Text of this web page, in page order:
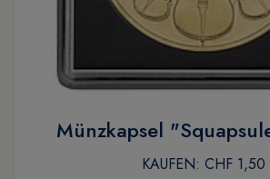
Münzkapsel
KAUFEN: CHF 1,50